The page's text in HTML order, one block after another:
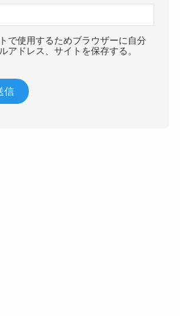
で使用するためブラウザーに自分
アドレス、サイトを保存する。